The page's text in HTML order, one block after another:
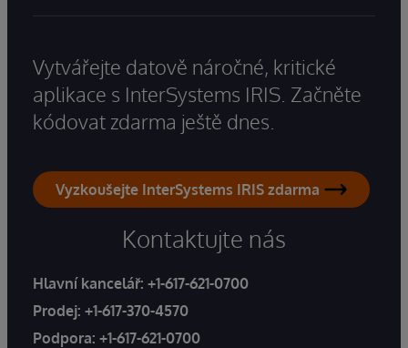
Vytvářejte datově náročné, kritické
aplikace s InterSystems IRIS. Začněte
kódovat zdarma ještě dnes.
Vyzkoušejte InterSystems IRIS zdarma
Kontaktujte nás
Hlavní kancelář: +1-617-621-0700
Prodej: +1-617-370-4570
Podpora: +1-617-621-0700